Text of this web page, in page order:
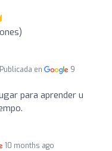
Publicada en
9
para aprender u
10 months ago